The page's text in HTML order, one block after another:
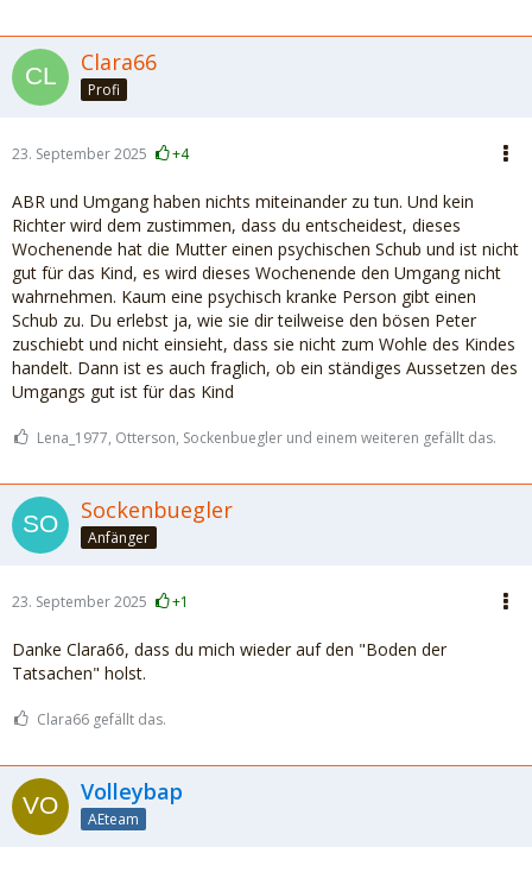
Clara66
Profi
23. September 2025 +4
ABR und Umgang haben nichts miteinander zu tun. Und kein
Richter wird dem zustimmen, dass du entscheidest, dieses
Wochenende hat die Mutter einen psychischen Schub und ist nicht
gut für das Kind, es wird dieses Wochenende den Umgang nicht
wahrnehmen. Kaum eine psychisch kranke Person gibt einen
Schub zu. Du erlebst ja, wie sie dir teilweise den bösen Peter
zuschiebt und nicht einsieht, dass sie nicht zum Wohle des Kindes
handelt. Dann ist es auch fraglich, ob ein ständiges Aussetzen des
Umgangs gut ist für das Kind
Lena_1977, Otterson, Sockenbuegler und einem weiteren gefällt das.
Sockenbuegler
Anfänger
23. September 2025 +1
Danke Clara66, dass du mich wieder auf den "Boden der
Tatsachen" holst.
Clara66 gefällt das.
Volleybap
AEteam